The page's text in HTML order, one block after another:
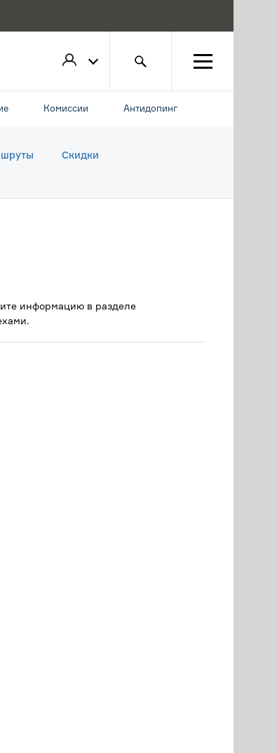
Комиссии Антидопинг
Скидки
информацию в разделе